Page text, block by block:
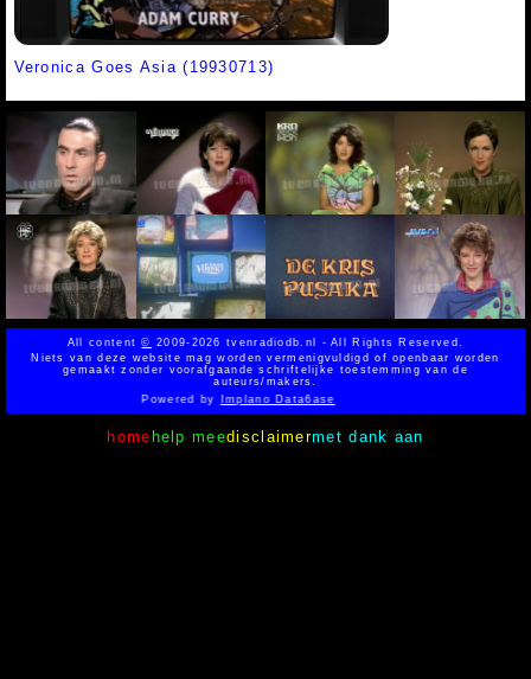
Veronica Goes Asia (19930713)
All content© 2009-2026 tvenradiodb.nl - All Rights Reserved.
Niets van deze website mag worden vermenigvuldigd of openbaar worden
gemaakt zonder voorafgaande schriftelijke toestemming van de
auteurs/makers.
Powered byImplano Data6ase
home help meedisclaimermet dank aan